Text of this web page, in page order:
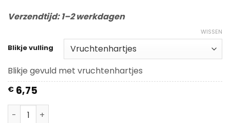
Verzendtijd: 1–2 werkdagen
Blikje vulling
WISSEN
Blikje gevuld met vruchtenhartjes
€ 6,75
Kadoblik - Yes gelukt aantal